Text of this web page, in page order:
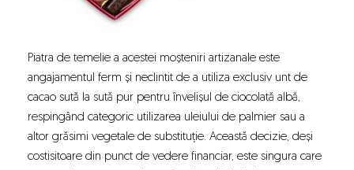
Piatra de temelie a acestei moșteniri artizanale este
angajamentul ferm și neclintit de a utiliza exclusiv unt de
cacao sută la sută pur pentru învelișul de ciocolată albă,
respingând categoric utilizarea uleiului de palmier sau a
altor grăsimi vegetale de substituție. Această decizie, deși
costisitoare din punct de vedere financiar, este singura care